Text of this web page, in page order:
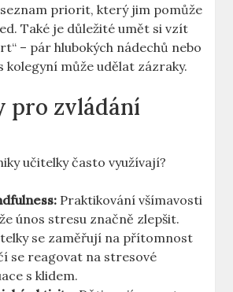
priorit, který‌ jim pomůže
⁤Také je důležité umět si vzít
– pár hlubokých nádechů nebo
kolegyní může udělat zázraky.
pro‌ zvládání
učitelky často využívají?
Praktikování všímavosti
únos stresu značně ⁤zlepšit.
se zaměřují ⁣na přítomnost
se ‌reagovat na stresové
s klidem.